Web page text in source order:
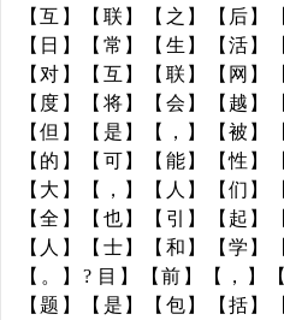
【互】【联】【之】【后】
【日】【常】【生】【活】
【对】【互】【联】【网】
【度】【将】【会】【越】
【但】【是】【，】【被】
【的】【可】【能】【性】
【大】【，】【人】【们】
【全】【也】【引】【起】
【人】【士】【和】【学】
【。】? 目】【前】【，】
【题】【是】【包】【括】